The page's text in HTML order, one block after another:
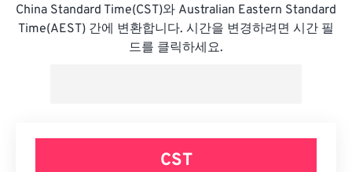
China Standard Time(CST)와 Australian Eastern Standard
Time(AEST) 간에 변환합니다. 시간을 변경하려면 시간 필
드를 클릭하세요.
CST